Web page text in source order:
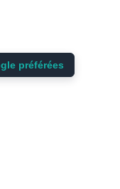
préférées